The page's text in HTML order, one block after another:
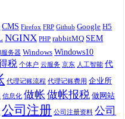
CMS Firefox FRP Github Google H5
NGINX PHP rabbitMQ SEM
服务器 Windows Windows10
税 个体户 云服务 京东 人工智能 代
代理记账流程 代理记账费用 企业所
信息化 做帐 做帐报税 做网站
公司注册 公司注册资料 公司